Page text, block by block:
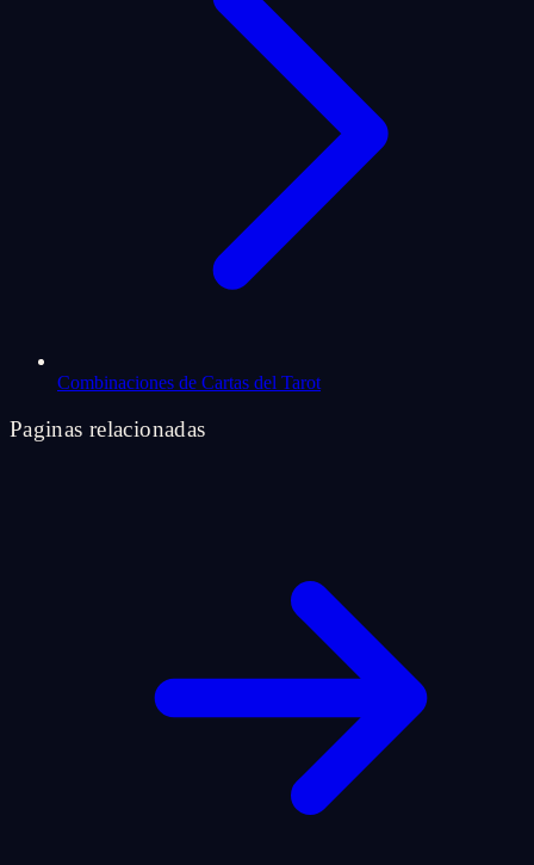
Combinaciones de Cartas del Tarot
Paginas relacionadas